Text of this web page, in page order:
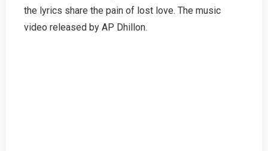
Tamilthe lyrics share the pain of lost love. The music
video released by AP Dhillon.